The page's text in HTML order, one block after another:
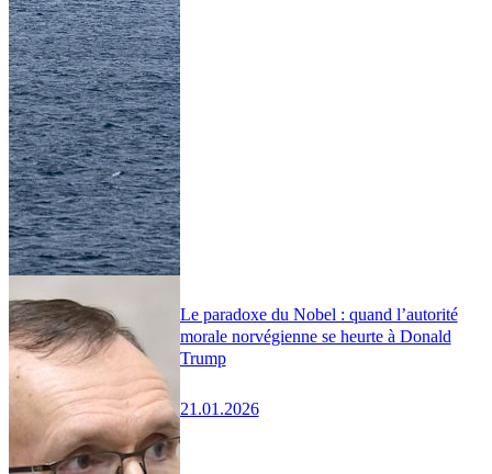
Le paradoxe du Nobel : quand l’autorité
morale norvégienne se heurte à Donald
Trump
21.01.2026